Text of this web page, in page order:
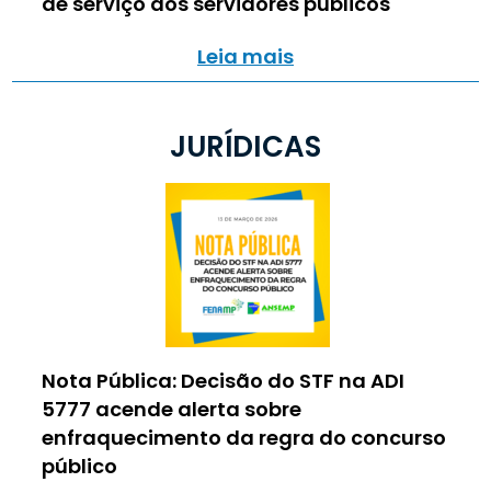
Leia mais
JURÍDICAS
Nota Pública: Decisão do STF na ADI
5777 acende alerta sobre
enfraquecimento da regra do concurso
público